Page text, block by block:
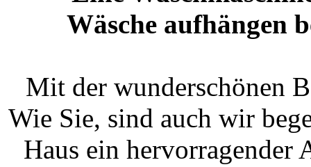
Wäsche aufhängen
Mit der wunderschönen
Wie Sie, sind auch wir
Haus ein hervorragender